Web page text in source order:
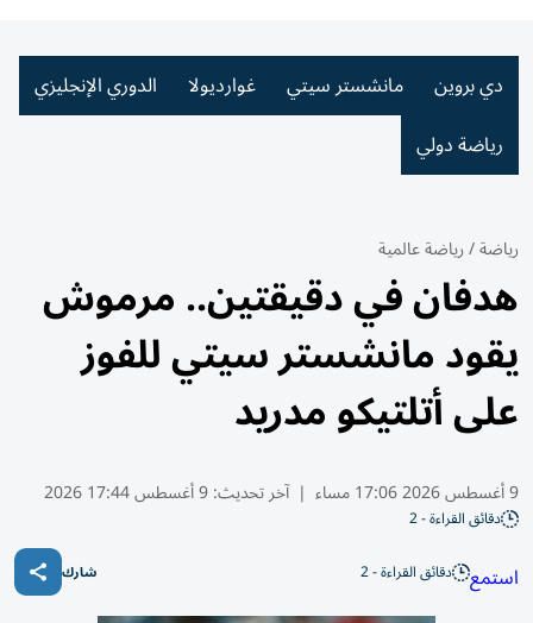
دي بروين مانشستر سيتي غوارديولا
الدوري الإنجليزي
رياضة دولي
رياضة/رياضة عالمية
هدفان في دقيقتين.. مرموش
يقود مانشستر سيتي للفوز
على أتلتيكو مدريد
9 أغسطس 2026 17:06 مساء | آخر تحديث:9 أغسطس 17:44 2026
دقائق القراءة - 2
استمع دقائق القراءة - 2 شارك